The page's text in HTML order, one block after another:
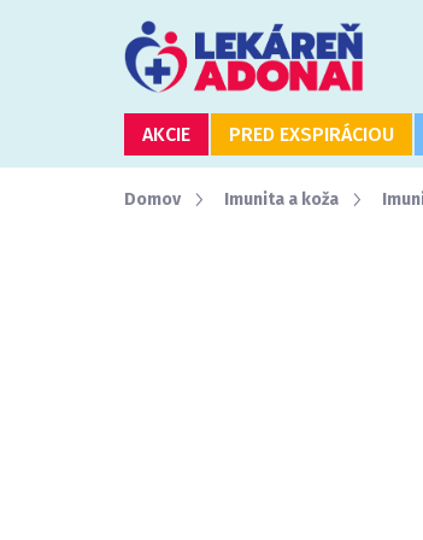
AKCIE PRED EXSPIRÁCIOU
Domov Imunita a koža